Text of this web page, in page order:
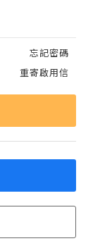
忘記密碼
重寄啟用信